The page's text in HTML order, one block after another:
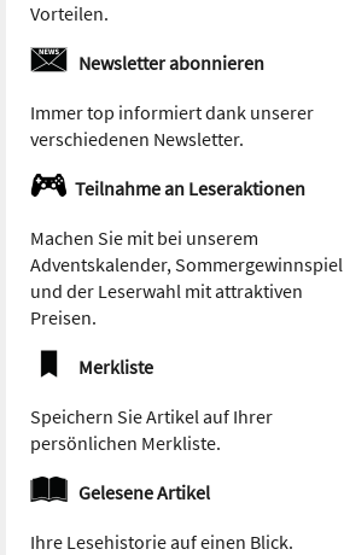
Vorteilen.
Newsletter abonnieren
Immer top informiert dank unserer
verschiedenen Newsletter.
Teilnahme an Leseraktionen
Machen Sie mit bei unserem
Adventskalender, Sommergewinnspiel
und der Leserwahl mit attraktiven
Preisen.
Merkliste
Speichern Sie Artikel auf Ihrer
persönlichen Merkliste.
Gelesene Artikel
Ihre Lesehistorie auf einen Blick.